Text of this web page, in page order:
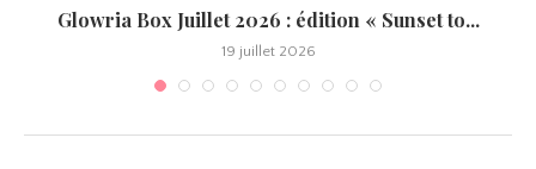
Glowria Box Juillet 2026 : édition « Sunset to...
19 juillet 2026